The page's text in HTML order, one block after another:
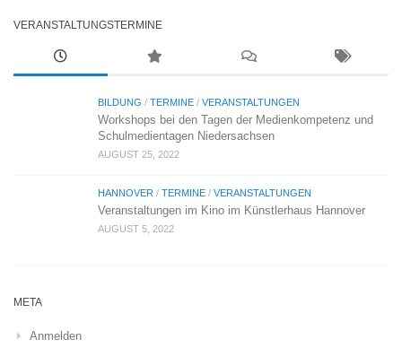
VERANSTALTUNGSTERMINE
BILDUNG / TERMINE / VERANSTALTUNGEN
Workshops bei den Tagen der Medienkompetenz und
Schulmedientagen Niedersachsen
AUGUST 25, 2022
HANNOVER / TERMINE / VERANSTALTUNGEN
Veranstaltungen im Kino im Künstlerhaus Hannover
AUGUST 5, 2022
META
Anmelden